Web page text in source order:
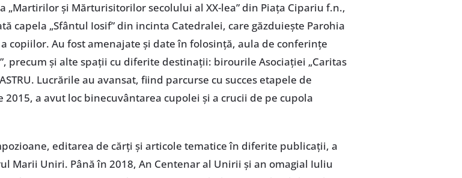
și Mărturisitorilor secolului al XX-lea” din Piața Cipariu f.n.,
capela „Sfântul Iosif” din incinta Catedralei, care găzduiește Parohia
copiilor. Au fost amenajate și date în folosință, aula de conferințe
precum și alte spații cu diferite destinații: birourile Asociației „Caritas
Lucrările au avansat, fiind parcurse cu succes etapele de
a avut loc binecuvântarea cupolei și a crucii de pe cupola
editarea de cărți și articole tematice în diferite publicații, a
Marii Uniri. Până în 2018, An Centenar al Unirii și an omagial Iuliu